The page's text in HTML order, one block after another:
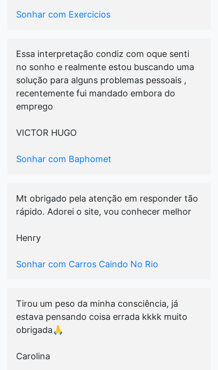
Sonhar com Exercicios
Essa interpretação condiz com oque senti
no sonho e realmente estou buscando uma
solução para alguns problemas pessoais ,
recentemente fui mandado embora do
emprego
VICTOR HUGO
Sonhar com Baphomet
Mt obrigado pela atenção em responder tão
rápido. Adorei o site, vou conhecer melhor
Henry
Sonhar com Carros Caindo No Rio
Tirou um peso da minha consciência, já
estava pensando coisa errada kkkk muito
obrigada🙏
Carolina